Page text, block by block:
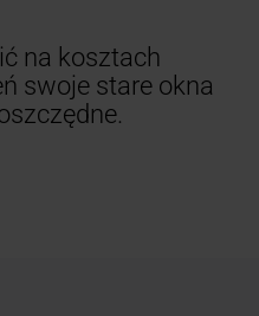
na kosztach
swoje stare okna